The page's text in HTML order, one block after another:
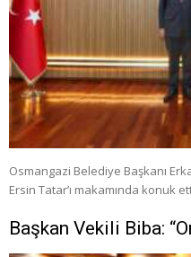
Osmangazi Belediye Başkanı
Ersin Tatar’ı makamında konuk
Başkan Vekili Biba: